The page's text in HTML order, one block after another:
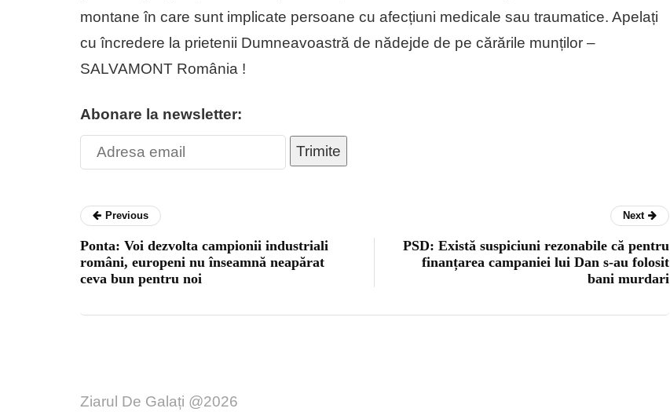
montane în care sunt implicate persoane cu afecțiuni medicale sau traumatice. Apelați
cu încredere la prietenii Dumneavoastră de nădejde de pe cărările munților –
SALVAMONT România !
Abonare la newsletter:
Trimite
Previous
Ponta: Voi dezvolta campionii industriali
români, europeni nu înseamnă neapărat
ceva bun pentru noi
Next
PSD: Există suspiciuni rezonabile că pentru
finanțarea campaniei lui Dan s-au folosit
bani murdari
Ziarul De Galați @2026